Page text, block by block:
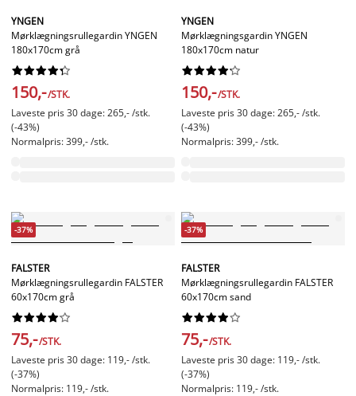
YNGEN
Mørklægningsrullegardin YNGEN
180x170cm grå






150,-/STK.
Laveste pris 30 dage: 265,- /stk.
(-43%)
Normalpris: 399,- /stk.
YNGEN
Mørklægningsgardin YNGEN
180x170cm natur






150,-/STK.
Laveste pris 30 dage: 265,- /stk.
(-43%)
Normalpris: 399,- /stk.
-37%
FALSTER
Mørklægningsrullegardin FALSTER
60x170cm grå






75,-/STK.
Laveste pris 30 dage: 119,- /stk.
(-37%)
Normalpris: 119,- /stk.
-37%
FALSTER
Mørklægningsrullegardin FALSTER
60x170cm sand






75,-/STK.
Laveste pris 30 dage: 119,- /stk.
(-37%)
Normalpris: 119,- /stk.